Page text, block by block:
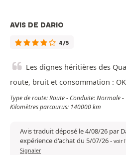
AVIS DE DARIO
4/5
Les dignes héritières des
route, bruit et consommation :
Type de route: Route - Conduite: Normale
Kilomètres parcourus: 140000 km
Avis traduit déposé le 4/08/26 par
expérience d'achat du 5/07/26- voir
Signaler